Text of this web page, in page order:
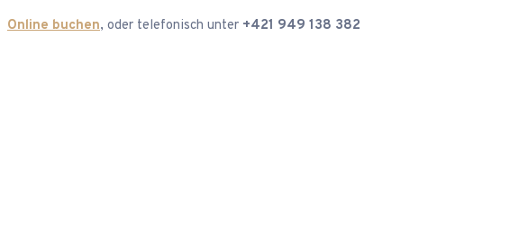
Online buchen, oder telefonisch unter +421 949 138 382